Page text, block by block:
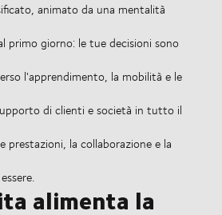
animato da una mentalità
primo giorno: le tue decisioni sono
l'apprendimento, la mobilità e le
di clienti e società in tutto il
prestazioni, la collaborazione e la
alimenta la